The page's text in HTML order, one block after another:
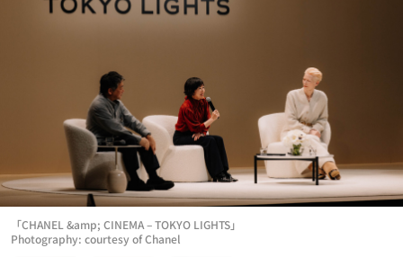
Photography: courtesy of Chanel
「CHANEL &amp; CINEMA – TOKYO LIGHTS」